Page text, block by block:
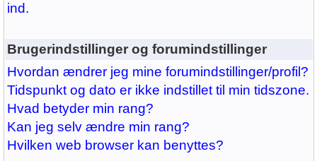
ind.
Brugerindstillinger og forumindstillinger
Hvordan ændrer jeg mine forumindstillinger/profil?
Tidspunkt og dato er ikke indstillet til min tidszone.
Hvad betyder min rang?
Kan jeg selv ændre min rang?
Hvilken web browser kan benyttes?